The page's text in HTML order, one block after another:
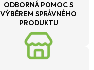
ODBORNÁ POMOC S
VÝBĚREM SPRÁVNÉHO
PRODUKTU